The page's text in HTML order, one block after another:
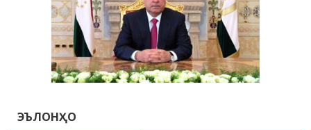
ЭЪЛОНҲО